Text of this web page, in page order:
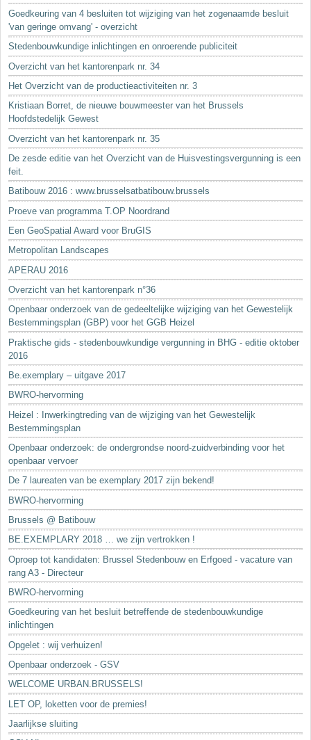
Goedkeuring van 4 besluiten tot wijziging van het zogenaamde besluit
'van geringe omvang' - overzicht
Stedenbouwkundige inlichtingen en onroerende publiciteit
Overzicht van het kantorenpark nr. 34
Het Overzicht van de productieactiviteiten nr. 3
Kristiaan Borret, de nieuwe bouwmeester van het Brussels
Hoofdstedelijk Gewest
Overzicht van het kantorenpark nr. 35
De zesde editie van het Overzicht van de Huisvestingsvergunning is een
feit.
Batibouw 2016 : www.brusselsatbatibouw.brussels
Proeve van programma T.OP Noordrand
Een GeoSpatial Award voor BruGIS
Metropolitan Landscapes
APERAU 2016
Overzicht van het kantorenpark n°36
Openbaar onderzoek van de gedeeltelijke wijziging van het Gewestelijk
Bestemmingsplan (GBP) voor het GGB Heizel
Praktische gids - stedenbouwkundige vergunning in BHG - editie oktober
2016
Be.exemplary – uitgave 2017
BWRO-hervorming
Heizel : Inwerkingtreding van de wijziging van het Gewestelijk
Bestemmingsplan
Openbaar onderzoek: de ondergrondse noord-zuidverbinding voor het
openbaar vervoer
De 7 laureaten van be exemplary 2017 zijn bekend!
BWRO-hervorming
Brussels @ Batibouw
BE.EXEMPLARY 2018 … we zijn vertrokken !
Oproep tot kandidaten: Brussel Stedenbouw en Erfgoed - vacature van
rang A3 - Directeur
BWRO-hervorming
Goedkeuring van het besluit betreffende de stedenbouwkundige
inlichtingen
Opgelet : wij verhuizen!
Openbaar onderzoek - GSV
WELCOME URBAN.BRUSSELS!
LET OP, loketten voor de premies!
Jaarlijkse sluiting